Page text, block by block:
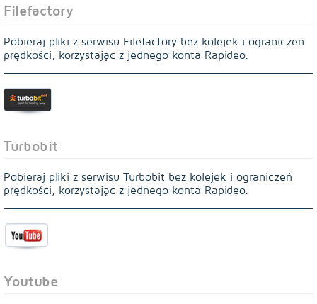
Filefactory
Pobieraj pliki z serwisu Filefactory bez kolejek i ograniczeń
prędkości, korzystając z jednego konta Rapideo.
Turbobit
Pobieraj pliki z serwisu Turbobit bez kolejek i ograniczeń
prędkości, korzystając z jednego konta Rapideo.
Youtube